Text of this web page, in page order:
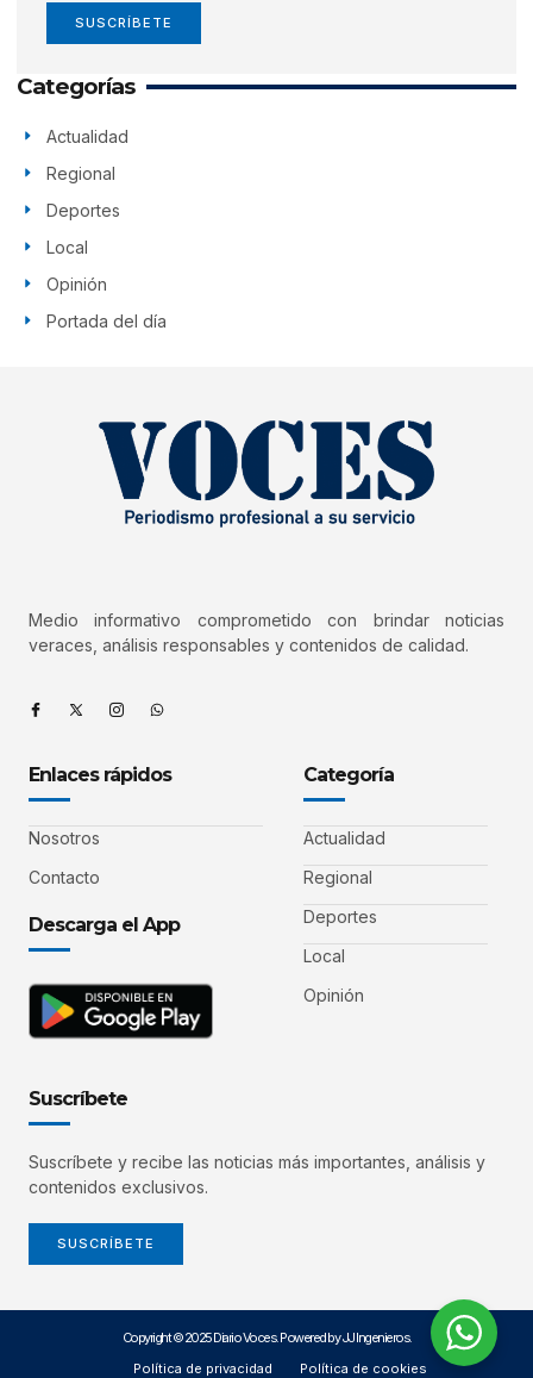
SUSCRÍBETE
Categorías
Actualidad
Regional
Deportes
Local
Opinión
Portada del día
Medio informativo comprometido con brindar noticias
veraces, análisis responsables y contenidos de calidad.
Enlaces rápidos
Nosotros
Contacto
Descarga el App
Categoría
Actualidad
Regional
Deportes
Local
Opinión
Suscríbete
Suscríbete y recibe las noticias más importantes, análisis y
contenidos exclusivos.
SUSCRÍBETE
Copyright © 2025 Diario Voces. Powered by JJ Ingenieros.
Política de privacidad
Política de cookies